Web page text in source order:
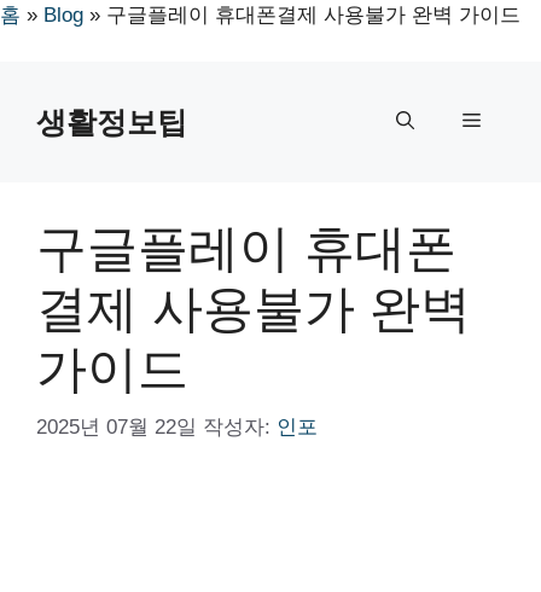
홈 » Blog » 구글플레이 휴대폰결제 사용불가 완벽 가이드
생활정보팁 메
구글플레이 휴대폰
결제 사용불가 완벽
가이드
2025년 07월 22일 작성자: 인포